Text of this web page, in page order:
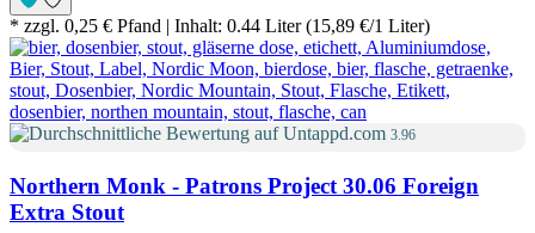
* zzgl. 0,25 € Pfand | Inhalt: 0.44 Liter (15,89 €/1 Liter)
3.96
Northern Monk - Patrons Project 30.06 Foreign
Extra Stout